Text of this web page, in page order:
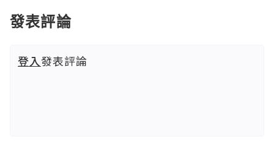
發表評論
登入發表評論